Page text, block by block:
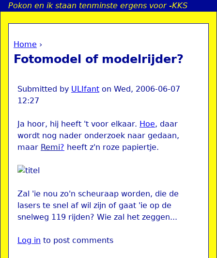
Jump to navigation
Pokon en ik staan tenminste ergens voor -KKS
You are here
Home ›
Fotomodel of modelrijder?
Submitted by ULIfant on Wed, 2006-06-07
12:27
Ja hoor, hij heeft 't voor elkaar. Hoe, daar
wordt nog nader onderzoek naar gedaan,
maar Remi? heeft z'n roze papiertje.
Zal 'ie nou zo'n scheuraap worden, die de
lasers te snel af wil zijn of gaat 'ie op de
snelweg 119 rijden? Wie zal het zeggen...
Log in to post comments